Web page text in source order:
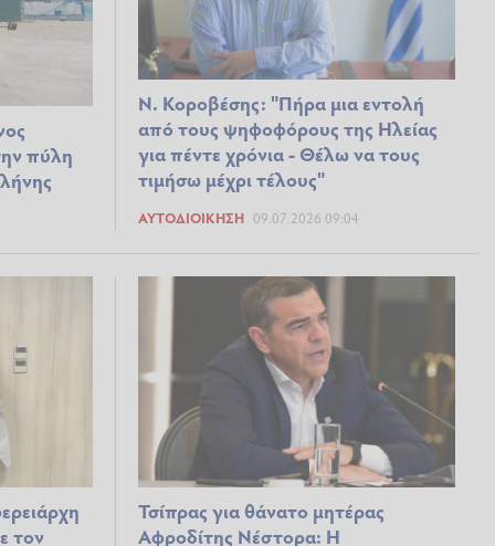
πύλη
Ν. Κοροβέσης: "Πήρα μια εντολή
από τους ψηφοφόρους της Ηλείας
για πέντε χρόνια - Θέλω να τους
τιμήσω μέχρι τέλους"
ΑΥΤΟΔΙΟΊΚΗΣΗ 09.07.2026 09:04
τον
Τσίπρας για θάνατο μητέρας
Αφροδίτης Νέστορα: Η